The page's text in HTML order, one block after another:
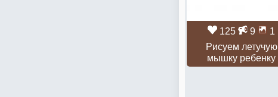
125 9
1
Рисуем летучую
мышку ребенку